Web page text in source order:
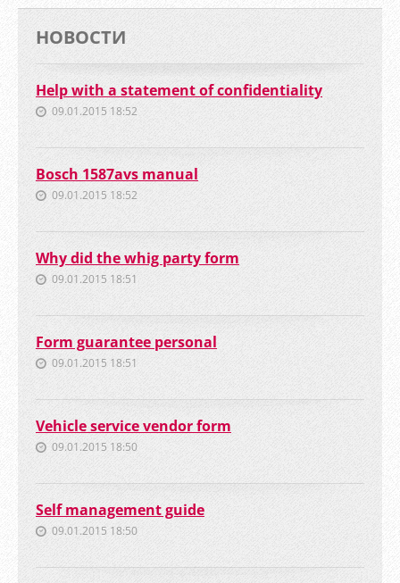
НОВОСТИ
Help with a statement of confidentiality
09.01.2015 18:52
Bosch 1587avs manual
09.01.2015 18:52
Why did the whig party form
09.01.2015 18:51
Form guarantee personal
09.01.2015 18:51
Vehicle service vendor form
09.01.2015 18:50
Self management guide
09.01.2015 18:50